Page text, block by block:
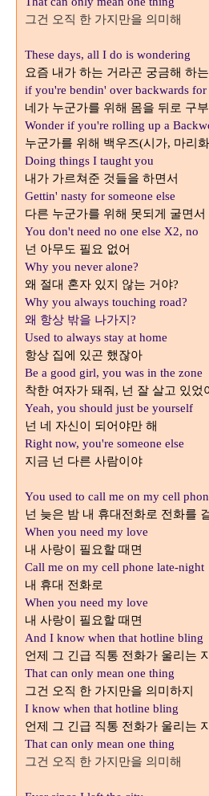
그건 오직 한 가지만을 의미해
These days, all I do is wondering
요즘 내가 하는 거라곤 궁금해 하
if you're bendin' over backwards for
네가 누군가를 위해 몸을 뒤로 구
Wonder if you're rolling up a
누군가를 위해 백우즈(시가, 마리
Doing things I taught you
내가 가르쳐준 것들을 하면서
Gettin' nasty for someone else
다른 누군가를 위해 못되게 굴면서
You don't need no one else X2, no
넌 아무도 필요 없어
Why you never alone?
왜 절대 혼자 있지 않는 거야?
Why you always touching road?
왜 항상 밖을 나가지?
Used to always stay at home
항상 집에 있곤 했잖아
Be a good girl, you was in the zone
착한 여자가 돼줘, 넌 잘 살고 있었
Yeah, you should just be yourself
넌 네 자신이 되어야만 해
Right now, you're someone else
지금 넌 다른 사람이야
You used to call me on my cell
넌 늦은 밤 내 휴대전화로 전화를
When you need my love
내 사랑이 필요할 때면
Call me on my cell phone late-night
내 휴대 전화로
When you need my love
내 사랑이 필요할 때면
And I know when that hotline bling
언제 그 긴급 직통 전화가 울리는
That can only mean one thing
그건 오직 한 가지만을 의미하지
I know when that hotline bling
언제 그 긴급 직통 전화가 울리는
That can only mean one thing
그건 오직 한 가지만을 의미해